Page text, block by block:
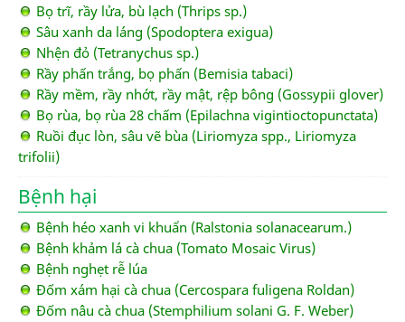
Bọ trĩ, rầy lửa, bù lạch (Thrips sp.)
Sâu xanh da láng (Spodoptera exigua)
Nhện đỏ (Tetranychus sp.)
Rầy phấn trắng, bọ phấn (Bemisia tabaci)
Rầy mềm, rầy nhớt, rầy mật, rệp bông (Gossypii glover)
Bọ rùa, bọ rùa 28 chấm (Epilachna vigintioctopunctata)
Ruồi đục lòn, sâu vẽ bùa (Liriomyza spp., Liriomyza
trifolii)
Bệnh hại
Bệnh héo xanh vi khuẩn (Ralstonia solanacearum.)
Bệnh khảm lá cà chua (Tomato Mosaic Virus)
Bệnh nghẹt rễ lúa
Đốm xám hại cà chua (Cercospara fuligena Roldan)
Đốm nâu cà chua (Stemphilium solani G. F. Weber)